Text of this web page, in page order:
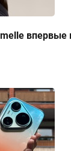
впервые